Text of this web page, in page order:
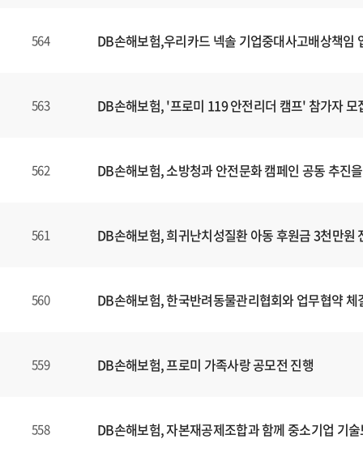
564 DB손해보험,우리카드 넥솔 기업중대사고배상책임
563 DB손해보험, '프로미 119 안전리더 캠프' 참가자 모
562 DB손해보험, 소방청과 안전문화 캠페인 공동 추진
561 DB손해보험, 희귀난치성질환 아동 후원금 3천만원
560 DB손해보험, 한국반려동물관리협회와 업무협약 체
559 DB손해보험, 프로미 가족사랑 공모전 진행
558 DB손해보험, 자본재공제조합과 함께 중소기업 기